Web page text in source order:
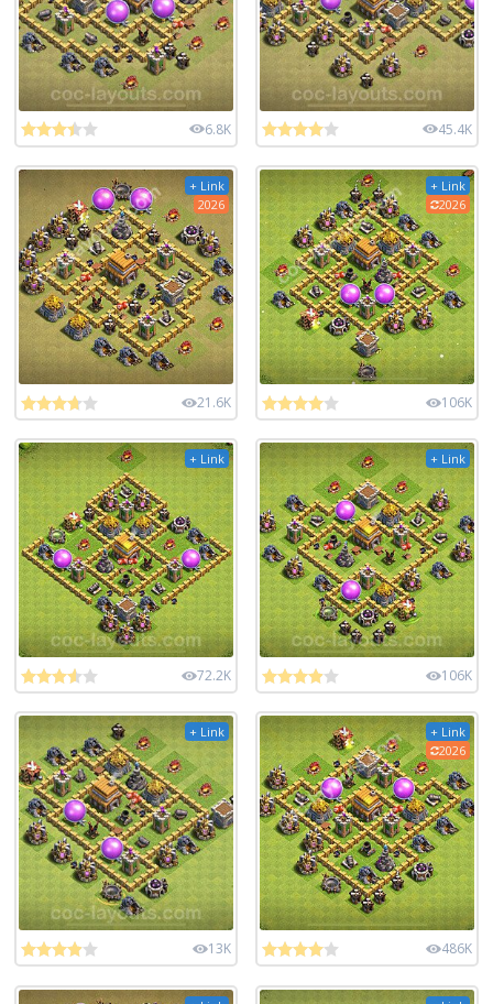
6.8K 45.4K
+ Link
2026
21.6K
+ Link
2026
106K
+ Link
72.2K
+ Link
106K
+ Link
13K
+ Link
2026
486K